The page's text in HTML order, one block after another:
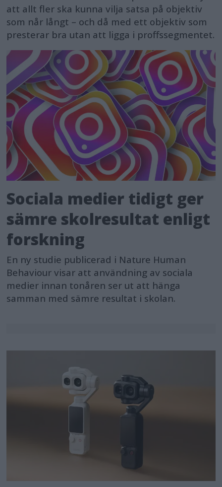
att allt fler ska kunna vilja satsa på objektiv
som når långt – och då med ett objektiv som
presterar bra utan att ligga i proffssegmentet.
Sociala medier tidigt ger
sämre skolresultat enligt
forskning
En ny studie publicerad i Nature Human
Behaviour visar att användning av sociala
medier innan tonåren ser ut att hänga
samman med sämre resultat i skolan.